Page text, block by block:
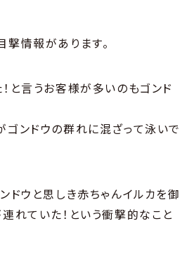
情報があります。
と言うお客様が多いのもゴンド
ゴンドウの群れに混ざって泳いで
ドウと思しき赤ちゃんイルカを御
れていた！という衝撃的なこと